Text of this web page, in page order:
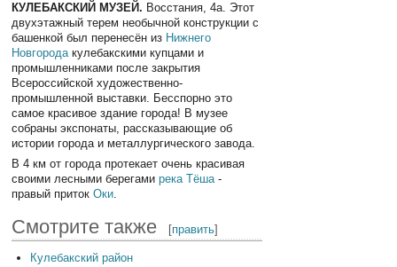
КУЛЕБАКСКИЙ МУЗЕЙ. Восстания, 4а. Этот
двухэтажный терем необычной конструкции с
башенкой был перенесён из Нижнего
Новгородакулебакскими купцами и
промышленниками после закрытия
Всероссийской художественно-
промышленной выставки. Бесспорно это
самое красивое здание города! В музее
собраны экспонаты, рассказывающие об
истории города и металлургического завода.
В 4 км от города протекает очень красивая
своими лесными берегамирека Тёша-
правый притокОки.
Смотрите также [править]
Кулебакский район